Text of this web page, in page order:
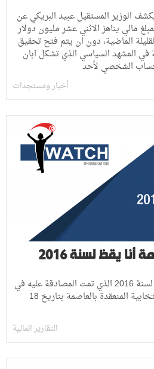
الوزير المستقيل عبيد البريكي عن
مالي يناهز الاثني عشر مليون دولار
الماضية، دون ان يتم فتح تحقيق
المشهد السياسي الذي تشكل ابان
الشخصي لأحد
أخبار ومستجدات
أنا يقظ لسنة 2016
التقرير المالي لمنظمة أنا يقظ لسنة 2016 الذي تمت المصادقة عليه في
الجلسة العامة التقييمية والانتخابية المنعقدة بالعاصمة بتاريخ 18
التقارير المالية